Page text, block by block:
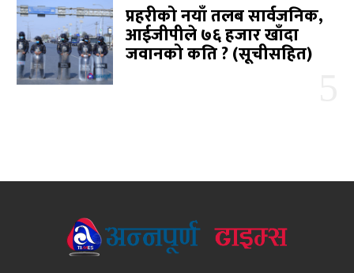
प्रहरीको नयाँ तलब सार्वजनिक,
आईजीपीले ७६ हजार खाँदा
जवानको कति ? (सूचीसहित)